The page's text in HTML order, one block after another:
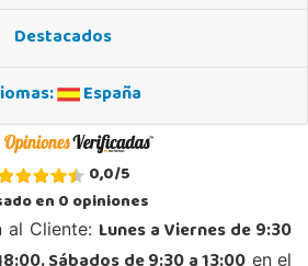
POCAS UNIDADES
Armilla
2
Destacados
España
0,0/5
en0opiniones
al Cliente: Lunes a Viernes de 9:30
en el